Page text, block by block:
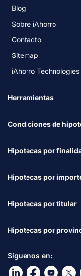
Síguenos en:
Ir a nuestro Linkdin
Ir a nuestro
Ir a Ir a
Blog
Sobre iAhorro
Contacto
Sitemap
iAhorro Technologies
Herramientas
Condiciones de
Hipotecas por
Hipotecas por
Hipotecas por titular
Hipotecas por